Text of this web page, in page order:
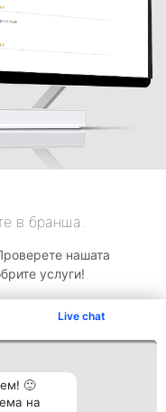
Live chat
🙂
на
в бранша.
нашата
услуги!